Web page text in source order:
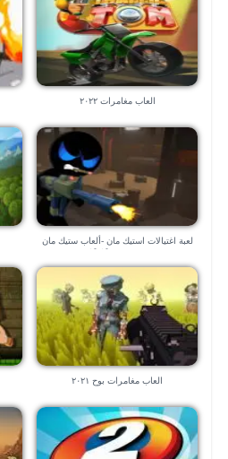
العاب مغامرات ٢٠٢٢
لعبة اغتيالات استيك مان -ألعاب ستيك مان
العاب مغامرات بوح ٢٠٢١